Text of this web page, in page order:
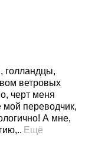
голландцы,
ветровых
черт меня
мой переводчик,
А мне,
Ещё